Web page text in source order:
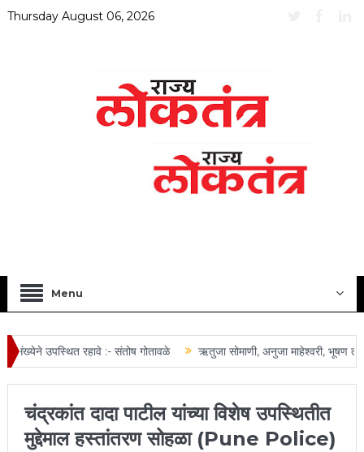
Thursday August 06, 2026
Menu
उपस्थित रहावे :- संतोष गोतावळे ऋतुजा सोमाणी, अनुजा माहेश्वरी, भूषण
प्रमुख न्यायाधीश महेंद्र के महाजन
चंद्रकांत दादा पाटील यांच्या विशेष उपस्थितीत
मुद्देमाल हस्तांतरण सोहळा (Pune Police)